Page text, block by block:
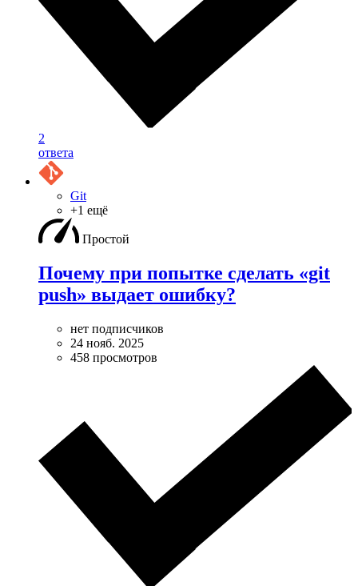
2
ответа
Git
+1 ещё
Простой
Почему при попытке сделать «git
push» выдает ошибку?
нет подписчиков
24 нояб. 2025
458 просмотров